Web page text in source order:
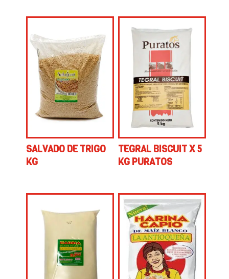
SALVADO DE TRIGO
KG
TEGRAL BISCUIT X 5
KG PURATOS